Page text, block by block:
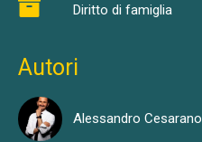
Diritto di famiglia
Autori
Alessandro Cesarano